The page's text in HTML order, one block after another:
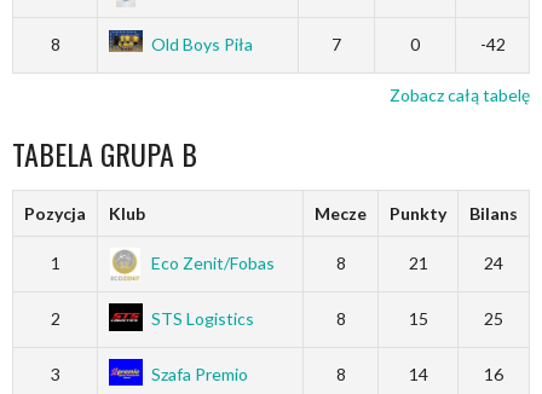
8 Old Boys Piła 7 0 -42
Zobacz całą tabelę
TABELA GRUPA B
Pozycja Klub Mecze Punkty Bilans
1 Eco Zenit/Fobas 8 21 24
2 STS Logistics 8 15 25
3
Szafa Premio
8 14 16